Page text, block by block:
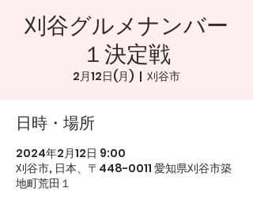
刈谷グルメナンバー
１決定戦
2月12日(月)
  |
刈谷市
日時・場所
2024年2月12日 9:00
刈谷市, 日本、〒448-0011 愛知県刈谷市築
地町荒田１